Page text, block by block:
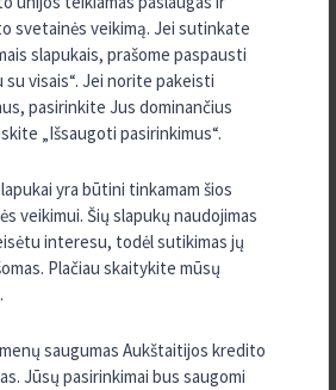
svetainės veikimą. Jei sutinkate
slapukais, prašome paspausti
visais“. Jei norite pakeisti
pasirinkite Jus dominančius
„Išsaugoti pasirinkimus“.
yra būtini tinkamam šios
veikimui. Šių slapukų naudojimas
interesu, todėl sutikimas jų
Plačiau skaitykite mūsų
.
saugumas Aukštaitijos kredito
Jūsų pasirinkimai bus saugomi
paskolos suteikimo sąlygas teiraukitės
unijos nariu?
uniją galite kreiptis iš anksto užpildę
gauti.